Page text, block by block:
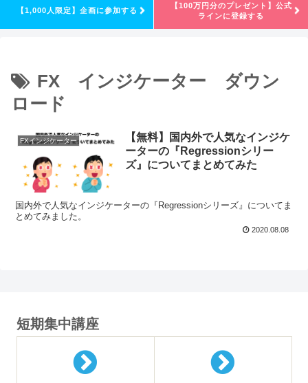
【1,000人限定】企画に参加する
【100万円分のプレゼント】公式
ラインに登録する
FX インジケーター ダウン
ロード
FXインジケーター
【無料】国内外で人気なインジケ
ーターの『Regressionシリー
ズ』についてまとめてみた
国内外で人気なインジケーターの『Regressionシリーズ』についてま
とめてみました。
2020.08.08
短期集中講座